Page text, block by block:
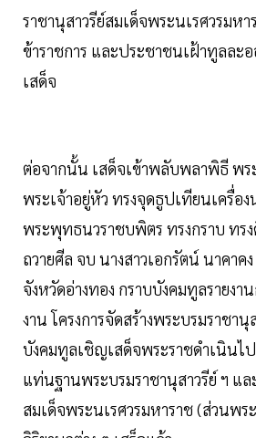
ราชานุสาวรีย์สมเด็จพระนเรศวรมห
ข้าราชการ และประชาชนเฝ้าทูลละ
เสด็จ
ต่อจากนั้น เสด็จเข้าพลับพลาพิธี พร
พระเจ้าอยู่หัว ทรงจุดธูปเทียนเครื่อ
พระพุทธนวราชบพิตร ทรงกราบ ทร
ถวายศีล จบ นางสาวเอกรัตน์ นาคาคง
จังหวัดอ่างทอง กราบบังคมทูลรายงา
งาน โครงการจัดสร้างพระบรมราชานุ
บังคมทูลเชิญเสด็จพระราชดำเนินไ
แท่นฐานพระบรมราชานุสาวรีย์ ฯ แ
สมเด็จพระนเรศวรมหาราช (ส่วนพร